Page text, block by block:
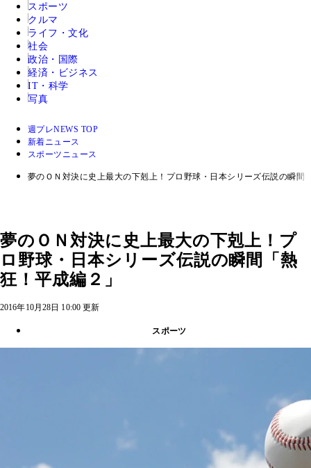
スポーツ
クルマ
ライフ・文化
社会
政治・国際
経済・ビジネス
IT・科学
写真
週プレNEWS TOP
新着ニュース
スポーツニュース
夢のＯＮ対決に史上最大の下剋上！プロ野球・日本シリーズ伝説の瞬間
夢のＯＮ対決に史上最大の下剋上！プ
ロ野球・日本シリーズ伝説の瞬間「熱
狂！平成編２」
2016年10月28日 10:00 更新
スポーツ